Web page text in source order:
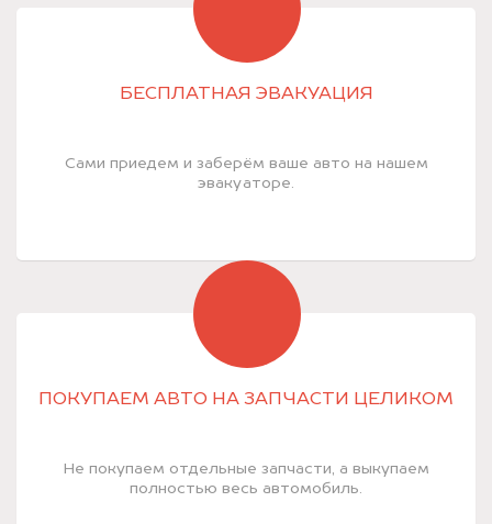
БЕСПЛАТНАЯ ЭВАКУАЦИЯ
Сами приедем и заберём ваше авто на нашем
эвакуаторе.
ПОКУПАЕМ АВТО НА ЗАПЧАСТИ ЦЕЛИКОМ
Не покупаем отдельные запчасти, а выкупаем
полностью весь автомобиль.